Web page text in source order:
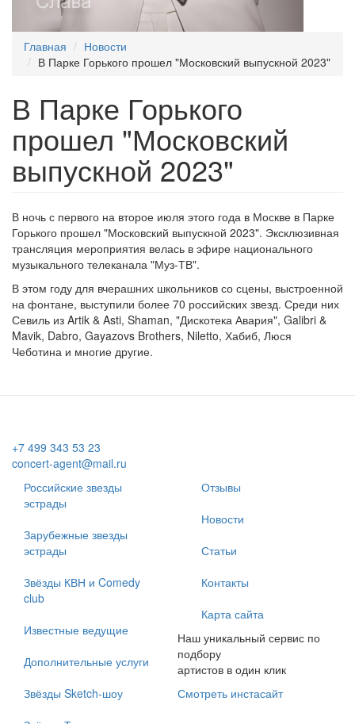
Главная
Новости
В Парке Горького прошел "Московский выпускной 2023"
В Парке Горького
прошел "Московский
выпускной 2023"
В ночь с первого на второе июля этого года в Москве в Парке
Горького прошел "Московский выпускной 2023". Эксклюзивная
трансляция мероприятия велась в эфире национального
музыкального телеканала "Муз-ТВ".
В этом году для вчерашних школьников со сцены, выстроенной
на фонтане, выступили более 70 российских звезд. Среди них
Севиль из Artik & Asti, Shaman, "Дискотека Авария", Galibri &
Mavik, Dabro, Gayazovs Brothers, Niletto, Хабиб, Люся
Чеботина и многие другие.
+7 499 343 53 23
concert-agent@mail.ru
Российские звезды
эстрады
Зарубежные звезды
эстрады
Звёзды КВН и Comedy
club
Известные ведущие
Дополнительные услуги
Звёзды Sketch-шоу
Отзывы
Новости
Статьи
Контакты
Карта сайта
Наш уникальный сервис по
подбору
артистов в один клик
Смотреть инстасайт